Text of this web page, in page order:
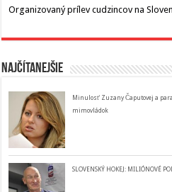
Organizovaný prílev cudzincov na
Najčítanejšie
Minulosť Zuzany Čaputovej a
mimovládok
SLOVENSKÝ HOKEJ: MILIÓNOVÉ